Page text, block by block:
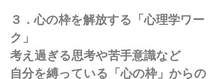
３．心の枠を解放する「心理学ワー
ク」
考え過ぎる思考や苦手意識など
自分を縛っている「心の枠」からの